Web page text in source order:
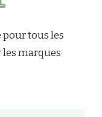
tous les
marques